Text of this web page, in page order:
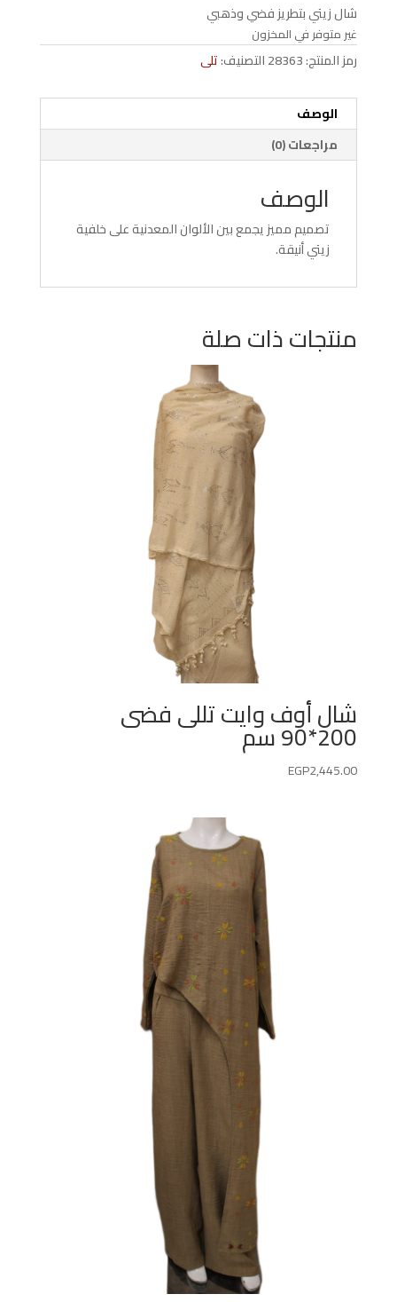
شال زيتي بتطريز فضي وذهبي
غير متوفر في المخزون
رمز المنتج:28363التصنيف:تلى
الوصف
مراجعات (0)
الوصف
تصميم مميز يجمع بين الألوان المعدنية على خلفية
زيتي أنيقة.
منتجات ذات صلة
شال أوف وايت تللى فضى
200*90 سم
EGP2,445.00